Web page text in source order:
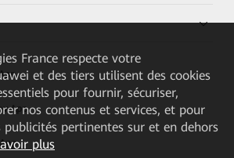
App
France respecte votre
et des tiers utilisent des cookies
pour fournir, sécuriser,
nos contenus et services, et pour
publicités pertinentes sur et en dehors
plus